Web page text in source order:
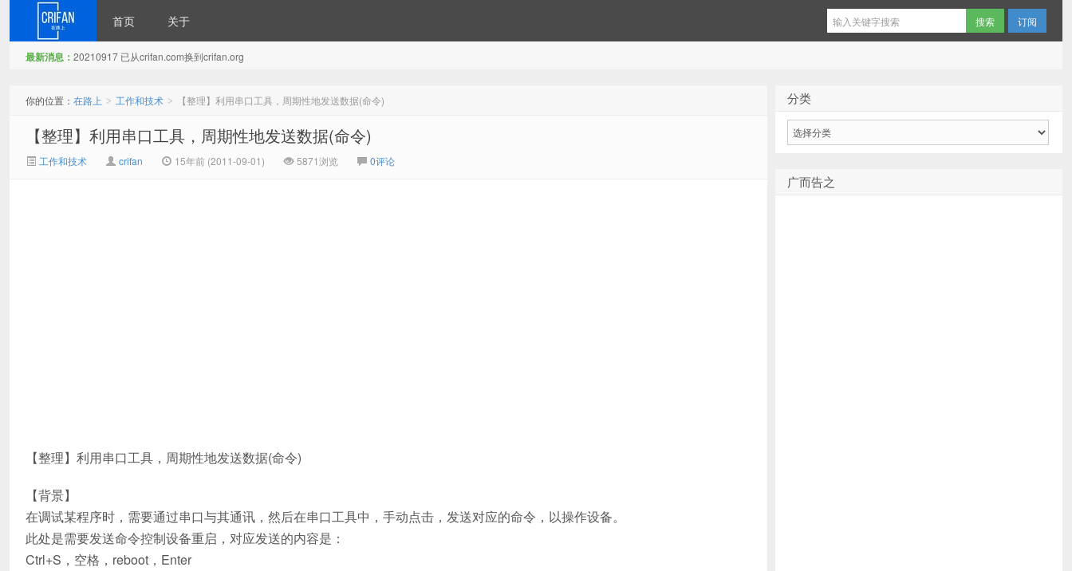
首页 关于 订阅
最新消息： 20210917 已从crifan.com换到crifan.org
你的位置： 在路上 > 工作和技术 > 【整理】利用串口工具，周期性地发送数据(命令)
【整理】利用串口工具，周期性地发送数据(命令)
工作和技术 crifan 15年前 (2011-09-01) 5871浏览 0评论
【整理】利用串口工具，周期性地发送数据(命令)
【背景】
在调试某程序时，需要通过串口与其通讯，然后在串口工具中，手动点击，发送对应的命令，以操作设备。
此处是需要发送命令控制设备重启，对应发送的内容是：
Ctrl+S，空格，reboot，Enter
分类
广而告之